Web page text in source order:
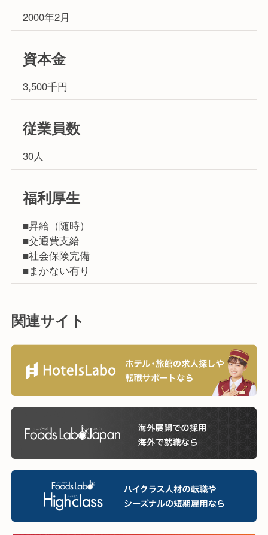
2000年2月
資本金
3,500千円
従業員数
30人
福利厚生
■昇給（随時）
■交通費支給
■社会保険完備
■まかない有り
関連サイト